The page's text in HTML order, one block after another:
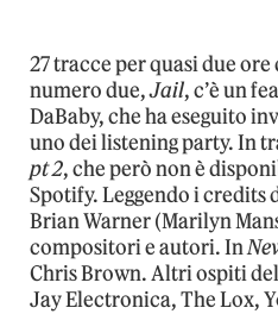
27 tracce per quasi due
numero due,Jail, c’è un
DaBaby, che ha eseguito
uno dei listening party. In
pt 2, che però non è
Spotify. Leggendo i credits
Brian Warner (Marilyn
compositori e autori. In
Chris Brown. Altri ospiti
Jay Electronica, The Lox,